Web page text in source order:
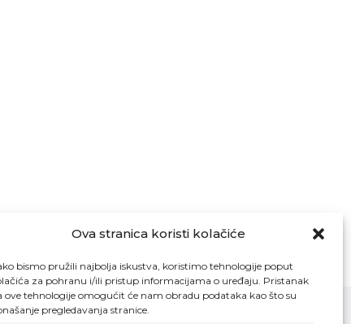
Ova stranica koristi kolačiće
bismo pružili najbolja iskustva, koristimo tehnologije poput
za pohranu i/ili pristup informacijama o uređaju. Pristanak
ove tehnologije omogućit će nam obradu podataka kao što su
pregledavanja stranice.